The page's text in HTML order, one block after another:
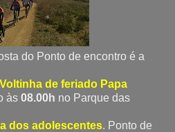
do Ponto de encontro é a
Voltinha de feriado Papa
às 08.00h no Parque das
dos adolescentes. Ponto de